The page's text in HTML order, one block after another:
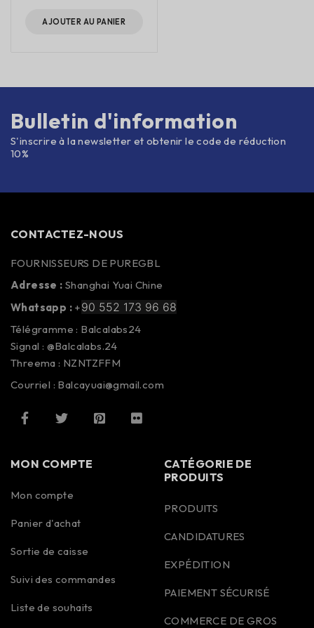
AJOUTER AU PANIER
Bulletin d'information
S'inscrire à la newsletter et obtenir le code de réduction
10%
CONTACTEZ-NOUS
FOURNISSEURS DE PUREGBL
Adresse : Shanghai Yuai Chine
Whatsapp : +90 552 173 96 68
Télégramme : Balcalabs24
Signal : @Balcalabs.24
Threema : NZNTZFFM
Courriel : Balcayuai@gmail.com
MON COMPTE
Mon compte
Panier d'achat
Sortie de caisse
Suivi des commandes
Liste de souhaits
CATÉGORIE DE
PRODUITS
PRODUITS
CANDIDATURES
EXPÉDITION
PAIEMENT SÉCURISÉ
COMMERCE DE GROS